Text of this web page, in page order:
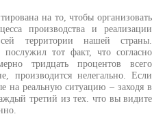
на то, чтобы организовать
производства и реализации
территории нашей страны.
тот факт, что согласно
тридцать процентов всего
производится нелегально. Если
на реальную ситуацию – заходя в
третий из тех. что вы видите